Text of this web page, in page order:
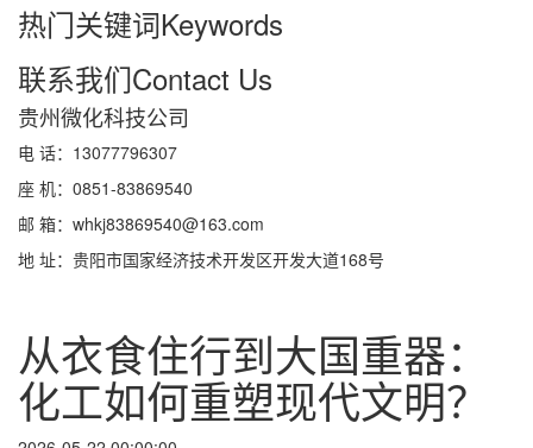
热门关键词Keywords
联系我们Contact Us
贵州微化科技公司
电 话：13077796307
座 机：0851-83869540
邮 箱：whkj83869540@163.com
地 址：贵阳市国家经济技术开发区开发大道168号
从衣食住行到大国重器：
化工如何重塑现代文明？